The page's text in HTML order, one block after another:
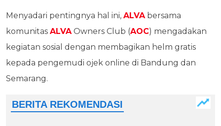
Menyadari pentingnya hal ini, ALVA bersama
komunitas ALVA Owners Club (AOC) mengadakan
kegiatan sosial dengan membagikan helm gratis
kepada pengemudi ojek online di Bandung dan
Semarang.